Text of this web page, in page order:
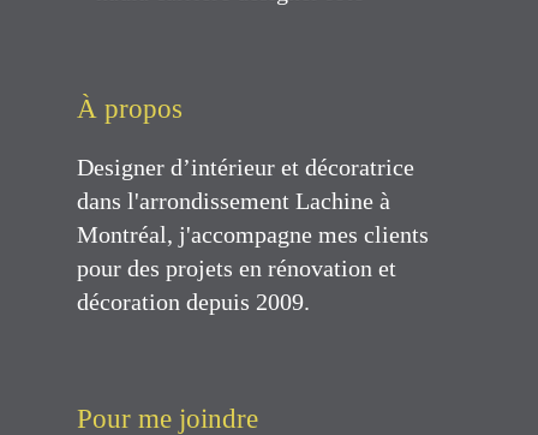
À propos
Designer d’intérieur et décoratrice
dans l'arrondissement Lachine à
Montréal, j'accompagne mes clients
pour des projets en rénovation et
décoration depuis 2009.
Pour me joindre